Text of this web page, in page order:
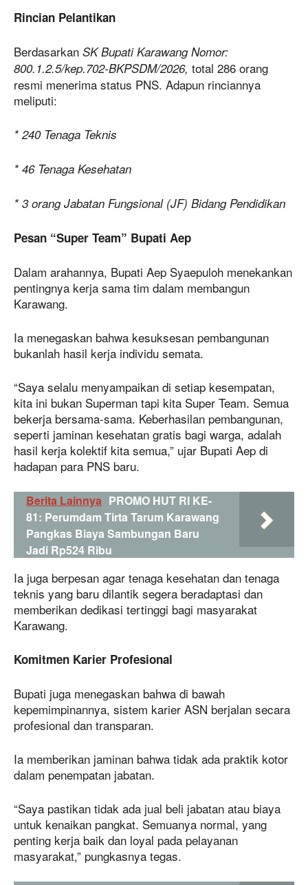
Rincian Pelantikan
Berdasarkan SK Bupati Karawang Nomor:
800.1.2.5/kep.702-BKPSDM/2026, total 286 orang
resmi menerima status PNS. Adapun rinciannya
meliputi:
* 240 Tenaga Teknis
* 46 Tenaga Kesehatan
* 3 orang Jabatan Fungsional (JF) Bidang Pendidikan
Pesan “Super Team” Bupati Aep
Dalam arahannya, Bupati Aep Syaepuloh menekankan
pentingnya kerja sama tim dalam membangun
Karawang.
Ia menegaskan bahwa kesuksesan pembangunan
bukanlah hasil kerja individu semata.
“Saya selalu menyampaikan di setiap kesempatan,
kita ini bukan Superman tapi kita Super Team. Semua
bekerja bersama-sama. Keberhasilan pembangunan,
seperti jaminan kesehatan gratis bagi warga, adalah
hasil kerja kolektif kita semua,” ujar Bupati Aep di
hadapan para PNS baru.
Berita Lainnya PROMO HUT RI KE-
81: Perumdam Tirta Tarum Karawang
Pangkas Biaya Sambungan Baru
Jadi Rp524 Ribu
Ia juga berpesan agar tenaga kesehatan dan tenaga
teknis yang baru dilantik segera beradaptasi dan
memberikan dedikasi tertinggi bagi masyarakat
Karawang.
Komitmen Karier Profesional
Bupati juga menegaskan bahwa di bawah
kepemimpinannya, sistem karier ASN berjalan secara
profesional dan transparan.
Ia memberikan jaminan bahwa tidak ada praktik kotor
dalam penempatan jabatan.
“Saya pastikan tidak ada jual beli jabatan atau biaya
untuk kenaikan pangkat. Semuanya normal, yang
penting kerja baik dan loyal pada pelayanan
masyarakat,” pungkasnya tegas.